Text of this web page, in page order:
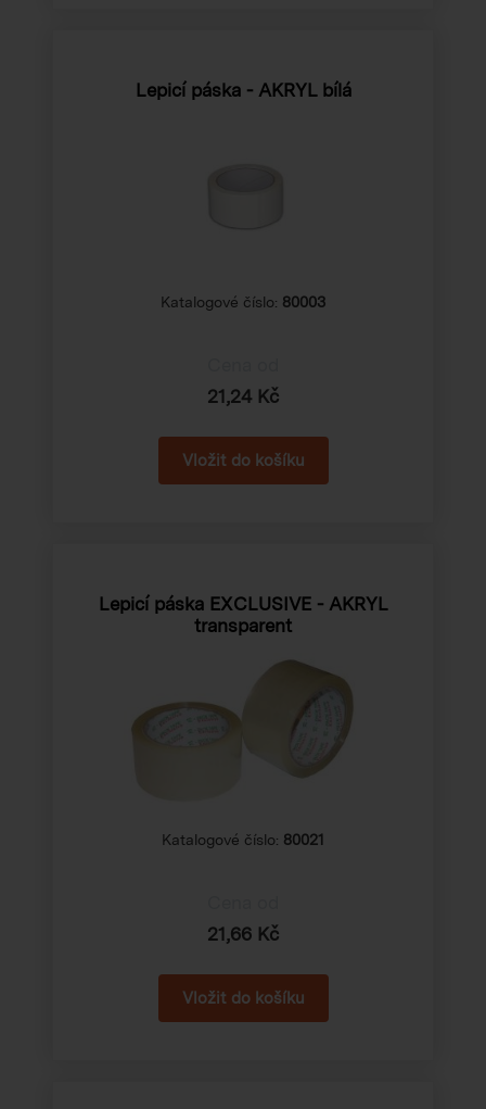
Lepicí páska - AKRYL bílá
Katalogové číslo: 80003
21,24 Kč
Lepicí páska EXCLUSIVE - AKRYL
transparent
Katalogové číslo: 80021
21,66 Kč